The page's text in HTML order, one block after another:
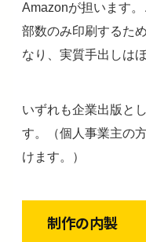
Amazonが担います
部数のみ印刷するた
なり、実質手出しは
いずれも企業出版と
す。（個人事業主の
けます。）
制作の内製